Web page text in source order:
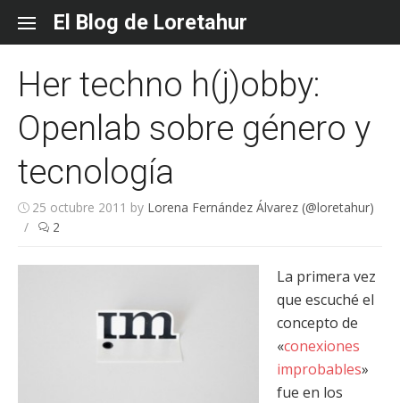
content
El Blog de Loretahur
Her techno h(j)obby:
Openlab sobre género y
tecnología
25 octubre 2011 by Lorena Fernández Álvarez (@loretahur)
/
2
La primera vez
que escuché el
concepto de
«conexiones
improbables»
fue en los